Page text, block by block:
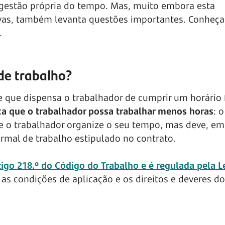
própria do tempo. Mas, muito embora esta
também levanta questões importantes.
trabalho?
dispensa o trabalhador de cumprir um horário
que o trabalhador possa trabalhar menos horas:
trabalhador organize o seu tempo, mas deve,
de trabalho estipulado no contrato.
218.º do Código do Trabalho e é regulada pela
condições de aplicação e os direitos e deveres